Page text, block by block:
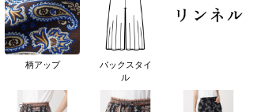
柄アップ
バックスタイ
ル